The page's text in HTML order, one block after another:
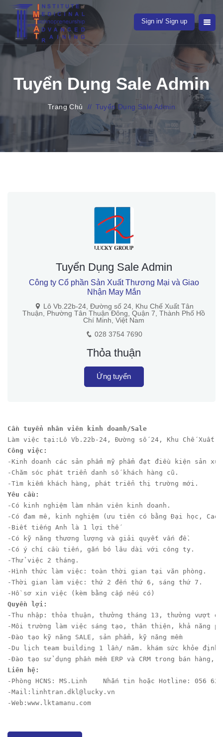
Sign in/ Sign up
Tuyển Dụng Sale Admin
Trang Chủ // Tuyển Dụng Sale Admin
Tuyển Dụng Sale Admin
Công ty Cổ phần Sản Xuất Thương Mại và Giao
Nhận May Mắn
Lô Vb.22b-24, Đường số 24, Khu Chế Xuất Tân
Thuận, Phường Tân Thuận Đông, Quận 7, Thành Phố Hồ
Chí Minh, Việt Nam
028 3754 7690
Thỏa thuận
Ứng tuyển
Cần tuyển nhân viên kinh doanh/Sale
Làm việc tại:Lô Vb.22b-24, Đường số 24, Khu Chế Xuất
Công việc:
-Kinh doanh các sản phẩm mỹ phẩm đạt điều kiện sản
-Chăm sóc phát triển danh số khách hàng cũ.
-Tìm kiếm khách hàng, phát triển thị trường mới.
Yêu cầu:
-Có kinh nghiệm làm nhân viên kinh doanh.
-Có đam mê, kinh nghiệm (ưu tiên có bằng Đại học, Cao
-Biết tiếng Anh là 1 lợi thế
-Có kỹ năng thương lượng và giải quyết vấn đề.
-Có ý chí cầu tiến, gắn bó lâu dài với công ty.
-Thử việc 2 tháng.
-Hình thức làm việc: toàn thời gian tại văn phòng.
-Thời gian làm việc: thứ 2 đến thứ 6, sáng thứ 7.
-Hồ sơ xin việc (kèm bằng cấp nếu có)
Quyền lợi:
-Thu nhập: thỏa thuận, thưởng tháng 13, thưởng vượt
-Môi trường làm việc sáng tạo, thân thiện, khả năng
-Đào tạo kỹ năng SALE, sản phẩm, kỹ năng mềm
-Du lịch team building 1 lần/ năm. khám sức khỏe
-Đào tạo sử dụng phần mềm ERP và CRM trong bán
Liên hệ:
-Phòng HCNS: MS.Linh    Nhắn tin hoặc Hotline: 056 627
-Mail:linhtran.dkl@lucky.vn
-Web:www.lktamanu.com